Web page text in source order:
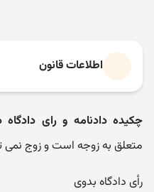
اطلاعات قانون
چکیده دادنامه و رای دادگاه
متعلق به زوجه است و زوج نمی
رأی دادگاه بدوی